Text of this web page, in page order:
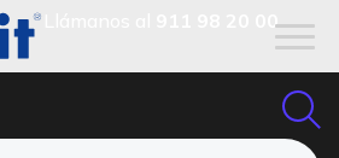
911 98 20 00